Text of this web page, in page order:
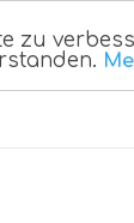
zu